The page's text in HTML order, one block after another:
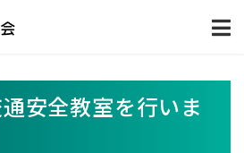
安全教室を行いま